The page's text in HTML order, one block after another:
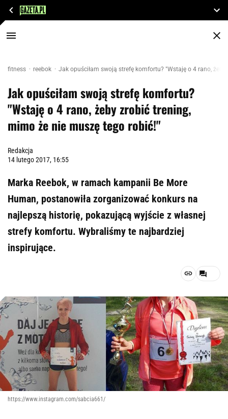
fitness reebok Jak opuściłam swoją strefę komfortu? "Wstaję o 4 rano,
Jak opuściłam swoją strefę komfortu?
"Wstaję o 4 rano, żeby zrobić trening,
mimo że nie muszę tego robić!"
Redakcja
14 lutego 2017, 16:55
Marka Reebok, w ramach kampanii Be More
Human, postanowiła zorganizować konkurs na
najlepszą historię, pokazującą wyjście z własnej
strefy komfortu. Wybraliśmy te najbardziej
inspirujące.
https://www.instagram.com/sabcia661/